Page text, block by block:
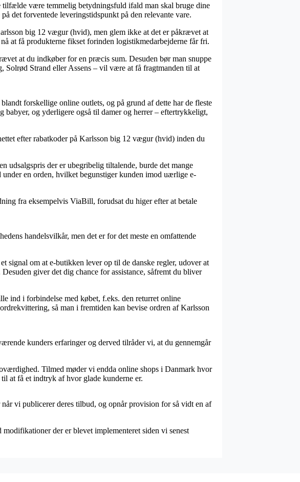
være temmelig betydningsfuld ifald man skal bruge dine
det forventede leveringstidspunkt på den relevante vare.
big 12 vægur (hvid), men glem ikke at det er påkrævet at
at få produkterne fikset forinden logistikmedarbejderne får fri.
at du indkøber for en præcis sum. Desuden bør man snuppe
Solrød Strand eller Assens – vil være at få fragtmanden til at
forskellige online outlets, og på grund af dette har de fleste
og yderligere også til damer og herrer – eftertrykkeligt,
efter rabatkoder på Karlsson big 12 vægur (hvid) inden du
udsalgspris der er ubegribelig tiltalende, burde det mange
en orden, hvilket begunstiger kunden imod uærlige e-
fra eksempelvis ViaBill, forudsat du higer efter at betale
handelsvilkår, men det er for det meste en omfattende
om at e-butikken lever op til de danske regler, udover at
giver det dig chance for assistance, såfremt du bliver
ind i forbindelse med købet, f.eks. den returret online
så man i fremtiden kan bevise ordren af Karlsson
kunders erfaringer og derved tilråder vi, at du gennemgår
Tilmed møder vi endda online shops i Danmark hvor
at få et indtryk af hvor glade kunderne er.
vi publicerer deres tilbud, og opnår provision for så vidt en af
der er blevet implementeret siden vi senest